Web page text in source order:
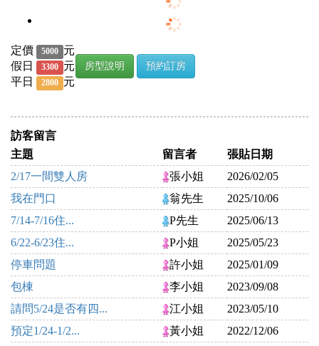
定價 5000 元
假日
3300 元
平日
2800 元
房型說明 預約訂房
訪客留言
主題
留言者
張貼日期
2/17一間雙人房
張小姐
2026/02/05
我在門口
翁先生
2025/10/06
7/14-7/16住...
P先生
2025/06/13
6/22-6/23住...
P小姐
2025/05/23
停車問題
許小姐
2025/01/09
包棟
李小姐
2023/09/08
請問5/24是否有四...
江小姐
2023/05/10
預定1/24-1/2...
黃小姐
2022/12/06